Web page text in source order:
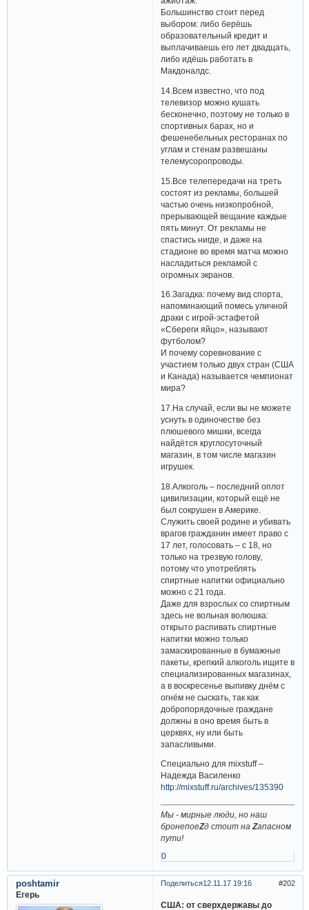
Большинство стоит перед
выбором: либо берёшь
образовательный кредит и
выплачиваешь его лет двадцать,
либо идёшь работать в
Макдоналдс.
14.Всем известно, что под
телевизор можно кушать
бесконечно, поэтому не только в
спортивных барах, но и
фешенебельных ресторанах по
углам и стенам развешаны
телемусоропроводы.
15.Все телепередачи на треть
состоят из рекламы, большей
частью очень низкопробной,
прерывающей вещание каждые
пять минут. От рекламы не
спастись нигде, и даже на
стадионе во время матча можно
насладиться рекламой с
огромных экранов.
16.Загадка: почему вид спорта,
напоминающий помесь уличной
драки с игрой-эстафетой
«Сбереги яйцо», называют
футболом?
И почему соревнование с
участием только двух стран (США
и Канада) называется чемпионат
мира?
17.На случай, если вы не можете
уснуть в одиночестве без
плюшевого мишки, всегда
найдётся круглосуточный
магазин, в том числе магазин
игрушек.
18.Алкоголь – последний оплот
цивилизации, который ещё не
был сокрушен в Америке.
Служить своей родине и убивать
врагов гражданин имеет право с
17 лет, голосовать – с 18, но
только на трезвую голову,
потому что употреблять
спиртные напитки официально
можно с 21 года.
Даже для взрослых со спиртным
здесь не вольная волюшка:
открыто распивать спиртные
напитки можно только
замаскированные в бумажные
пакеты, крепкий алкоголь ищите в
специализированных магазинах,
а в воскресенье выпивку днём с
огнём не сыскать, так как
добропорядочные граждане
должны в оно время быть в
церквях, ну или быть
запасливыми.
Специально для mixstuff –
Надежда Василенко
http://mixstuff.ru/archives/135390
Мы - мирные люди, но наш
бронепоеZд стоит наZапасном
пути!
0
Поделиться 202
12.11.17 19:16
poshtamir
Егерь
США: от сверхдержавы до